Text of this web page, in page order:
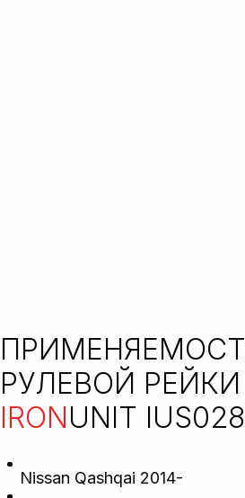
РУЛЕВОЙ РЕЙКИ
IRONUNIT
Nissan Qashqai 2014-